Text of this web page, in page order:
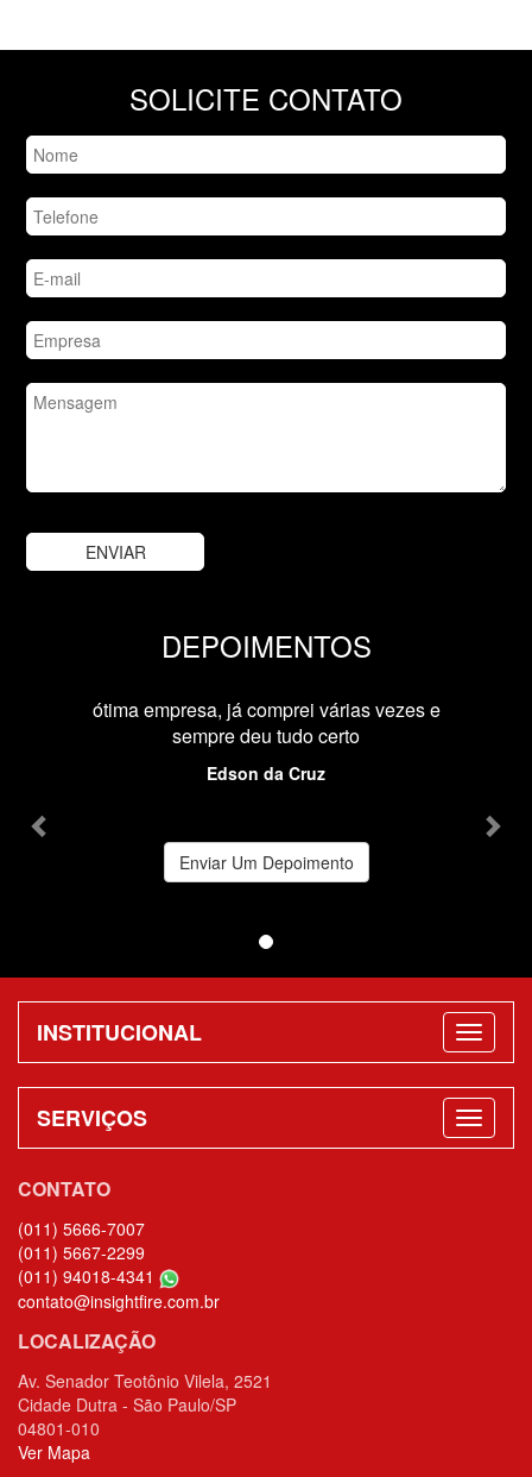
SOLICITE CONTATO
DEPOIMENTOS
ótima empresa, já comprei várias vezes e
sempre deu tudo certo
Edson da Cruz
Enviar Um Depoimento
INSTITUCIONAL
SERVIÇOS
CONTATO
(011) 5666-7007
(011) 5667-2299
(011) 94018-4341
contato@insightfire.com.br
LOCALIZAÇÃO
Av. Senador Teotônio Vilela, 2521
Cidade Dutra - São Paulo/SP
04801-010
Ver Mapa